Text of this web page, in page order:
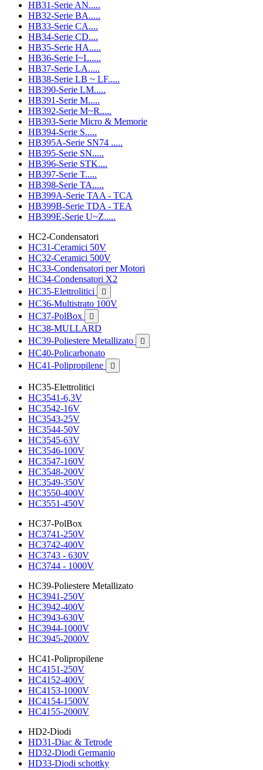
HB31-Serie AN.....
HB32-Serie BA.....
HB33-Serie CA....
HB34-Serie CD....
HB35-Serie HA.....
HB36-Serie I~L.....
HB37-Serie LA.....
HB38-Serie LB ~ LF.....
HB390-Serie LM.....
HB391-Serie M.....
HB392-Serie M~R.....
HB393-Serie Micro & Memorie
HB394-Serie S.....
HB395A-Serie SN74 .....
HB395-Serie SN.....
HB396-Serie STK....
HB397-Serie T.....
HB398-Serie TA.....
HB399A-Serie TAA - TCA
HB399B-Serie TDA - TEA
HB399E-Serie U~Z.....
HC2-Condensatori
HC31-Ceramici 50V
HC32-Ceramici 500V
HC33-Condensatori per Motori
HC34-Condensatori X2
HC35-Elettrolitici

HC36-Multistrato 100V
HC37-PolBox

HC38-MULLARD
HC39-Poliestere Metallizato

HC40-Policarbonato
HC41-Polipropilene

HC35-Elettrolitici
HC3541-6,3V
HC3542-16V
HC3543-25V
HC3544-50V
HC3545-63V
HC3546-100V
HC3547-160V
HC3548-200V
HC3549-350V
HC3550-400V
HC3551-450V
HC37-PolBox
HC3741-250V
HC3742-400V
HC3743 - 630V
HC3744 - 1000V
HC39-Poliestere Metallizato
HC3941-250V
HC3942-400V
HC3943-630V
HC3944-1000V
HC3945-2000V
HC41-Polipropilene
HC4151-250V
HC4152-400V
HC4153-1000V
HC4154-1500V
HC4155-2000V
HD2-Diodi
HD31-Diac & Tetrode
HD32-Diodi Germanio
HD33-Diodi schottky